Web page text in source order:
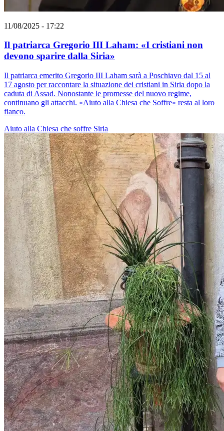
11/08/2025 - 17:22
Il patriarca Gregorio III Laham: «I cristiani non
devono sparire dalla Siria»
Il patriarca emerito Gregorio III Laham sarà a Poschiavo dal 15 al
17 agosto per raccontare la situazione dei cristiani in Siria dopo la
caduta di Assad. Nonostante le promesse del nuovo regime,
continuano gli attacchi. «Aiuto alla Chiesa che Soffre» resta al loro
fianco.
Aiuto alla Chiesa che soffre Siria